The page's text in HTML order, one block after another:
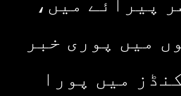
پیرائے میں،
میں پوری خبر
میں پورا